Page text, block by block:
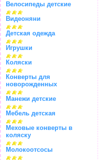
Велосипеды детские
Видеоняни
Детская одежда
Игрушки
Коляски
Конверты для
новорожденных
Манежи детские
Мебель детская
Меховые конверты в
коляску
Молокоотсосы